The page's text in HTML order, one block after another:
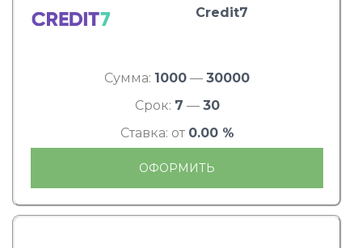
Credit7
Сумма: 1000 — 30000
Срок: 7 — 30
Ставка: от 0.00 %
ОФОРМИТЬ